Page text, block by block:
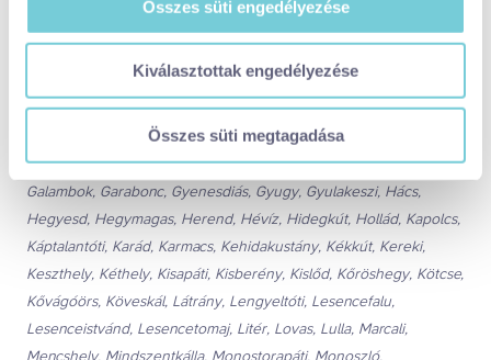
felhasználói élményt nyújtsa. Ha bővebb információkat
módosíthatja a beállításokat,kattintson ide a részeletes
süti tájékoztatóért!
Ön a hozzájárulását bármikor visszavonhatja a weboldal
ezen sütikezelési felületén keresztül. A hozzájárulás
visszavonása nem érinti a hozzájáruláson alapuló, a
visszavonás előtti adatkezelés jogszerűségét.
Összes süti engedélyezése
Kiválasztottak engedélyezése
Összes süti megtagadása
Balatonmáriafürdő, Balatonőszöd, Balatonrendes, Balatonszabadi,
Balatonszepezd, Balatonszőlős, Balatonudvari, Balatonújlak,
Balatonvilágos, Bálványos, Barnag, Bókaháza, Buzsák,
Cserszegtomaj, Csopak, Dióskál, Dörgicse, Eplény,
Esztergályhorváti, Felsőörs, Felsőpáhok, Fonyód, Főnyed,
Galambok, Garabonc, Gyenesdiás, Gyugy, Gyulakeszi, Hács,
Hegyesd, Hegymagas, Herend, Hévíz, Hidegkút, Hollád, Kapolcs,
Káptalantóti, Karád, Karmacs, Kehidakustány, Kékkút, Kereki,
Keszthely, Kéthely, Kisapáti, Kisberény, Kislőd, Kőröshegy, Kötcse,
Kővágóörs, Köveskál, Látrány, Lengyeltóti, Lesencefalu,
Lesenceistvánd, Lesencetomaj, Litér, Lovas, Lulla, Marcali,
Mencshely, Mindszentkálla, Monostorapáti, Monoszló,